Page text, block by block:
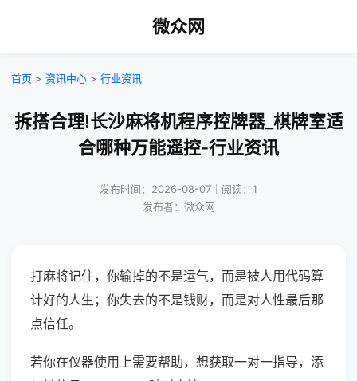
微众网
首页 > 资讯中心 > 行业资讯
拆搭合理!长沙麻将机程序控牌器_棋牌室适
合哪种万能遥控-行业资讯
发布时间：2026-08-07｜阅读：1
发布者：微众网
打麻将记住，你输掉的不是运气，而是被人用代码算
计好的人生；你失去的不是钱财，而是对人性最后那
点信任。
若你在仪器使用上需要帮助，想获取一对一指导，添